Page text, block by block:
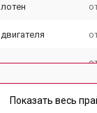
Показать весь